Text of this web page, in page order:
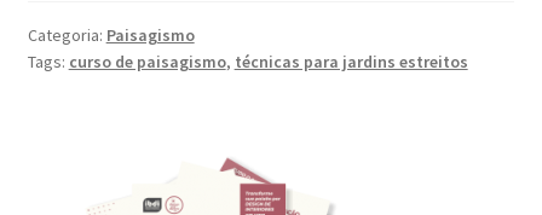
Categoria: Paisagismo
Tags: curso de paisagismo, técnicas para jardins estreitos